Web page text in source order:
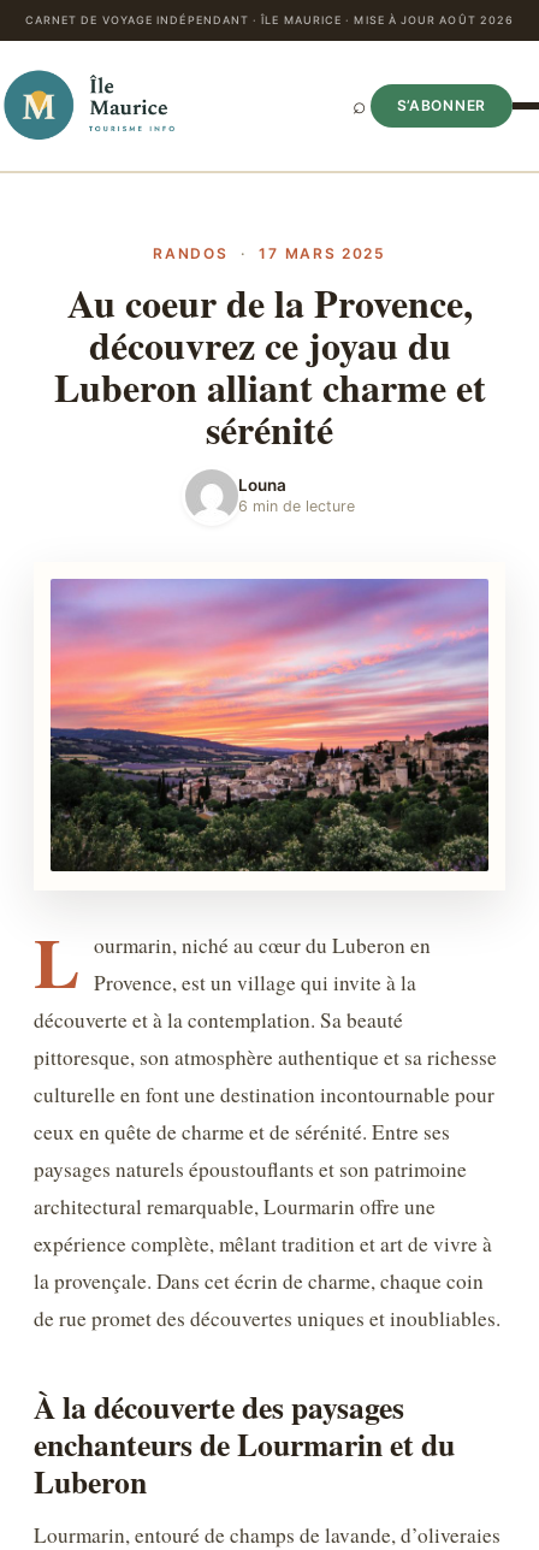
CARNET DE VOYAGE INDÉPENDANT · ÎLE MAURICE · MISE À JOUR AOÛT 2026
⌕ S’ABONNER
RANDOS · 17 MARS 2025
Au coeur de la Provence,
découvrez ce joyau du
Luberon alliant charme et
sérénité
Louna
6 min de lecture
L ourmarin, niché au cœur du Luberon en
Provence, est un village qui invite à la
découverte et à la contemplation. Sa beauté
pittoresque, son atmosphère authentique et sa richesse
culturelle en font une destination incontournable pour
ceux en quête de charme et de sérénité. Entre ses
paysages naturels époustouflants et son patrimoine
architectural remarquable, Lourmarin offre une
expérience complète, mêlant tradition et art de vivre à
la provençale. Dans cet écrin de charme, chaque coin
de rue promet des découvertes uniques et inoubliables.
À la découverte des paysages
enchanteurs de Lourmarin et du
Luberon
Lourmarin, entouré de champs de lavande, d’oliveraies